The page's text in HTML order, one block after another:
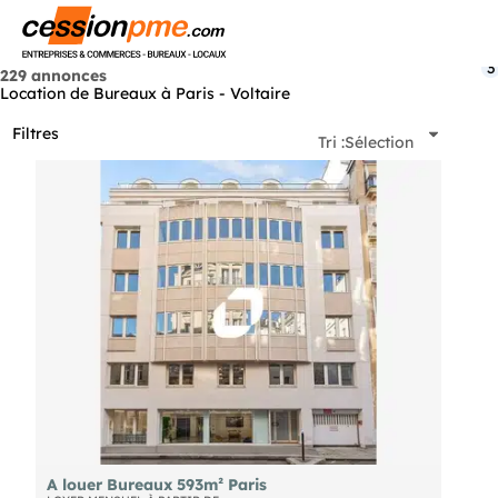
229 annonces
Location de Bureaux à Paris - Voltaire
Filtres
3
Tri :Sélection
A louer Bureaux 593m² Paris